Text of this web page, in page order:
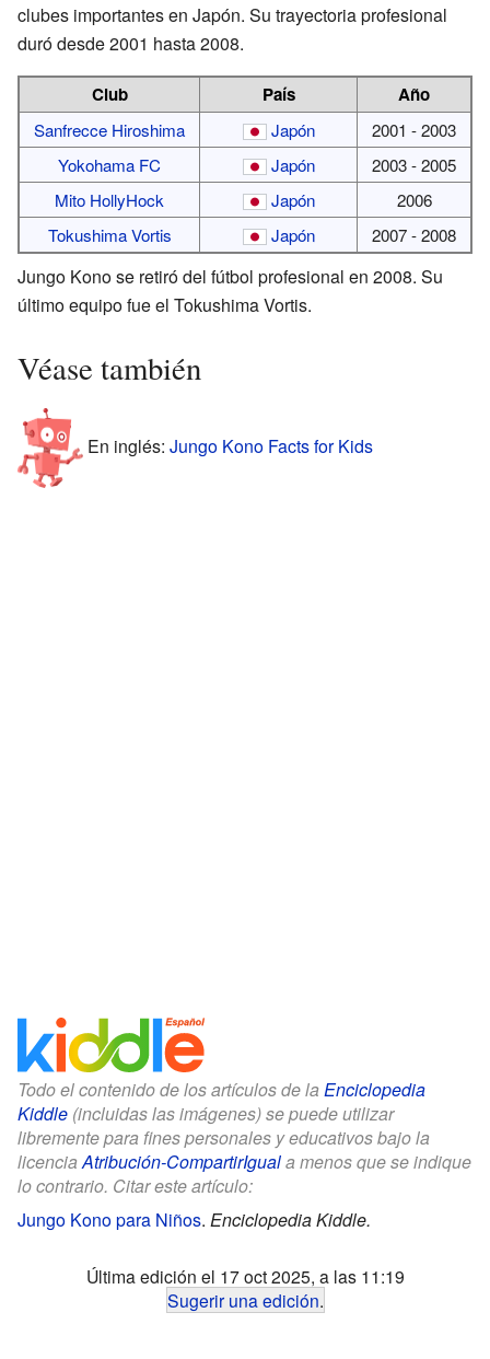
clubes importantes en Japón. Su trayectoria profesional
duró desde 2001 hasta 2008.
Club País Año
Sanfrecce Hiroshima Japón
2001 - 2003
Yokohama FC
Japón
2003 - 2005
Mito HollyHock
Japón
2006
Tokushima Vortis
Japón 2007 - 2008
Jungo Kono se retiró del fútbol profesional en 2008. Su
último equipo fue el Tokushima Vortis.
Véase también
En inglés: Jungo Kono Facts for Kids
Todo el contenido de los artículos de la Enciclopedia
Kiddle (incluidas las imágenes) se puede utilizar
libremente para fines personales y educativos bajo la
licenciaAtribución-CompartirIguala menos que se indique
lo contrario. Citar este artículo:
Jungo Kono para Niños. Enciclopedia Kiddle.
Última edición el 17 oct 2025, a las 11:19
Sugerir una edición.